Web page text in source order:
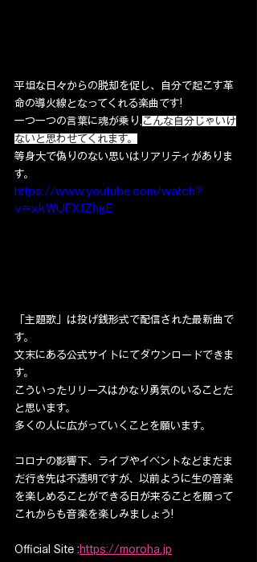
平坦な日々からの脱却を促し、自分で起こす革
命の導火線となってくれる楽曲です!
一つ一つの言葉に魂が乗り, こんな自分じゃいけ
ないと思わせてくれます。
等身大で偽りのない思いはリアリティがありま
す。
https://www.youtube.com/watch?
v=xkWUFXfZhgE
「主題歌」は投げ銭形式で配信された最新曲で
す。
文末にある公式サイトにてダウンロードできま
す。
こういったリリースはかなり勇気のいることだ
と思います。
多くの人に広がっていくことを願います。
コロナの影響下、ライブやイベントなどまだま
だ行き先は不透明ですが、以前ように生の音楽
を楽しめることができる日が来ることを願って
これからも音楽を楽しみましょう!
Official Site : https://moroha.jp